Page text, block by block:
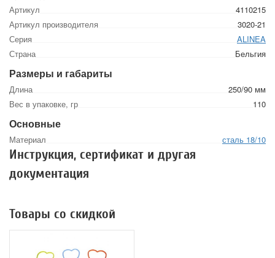
Артикул
4110215
Артикул производителя
3020-21
Серия
ALINEA
Страна
Бельгия
Размеры и габариты
Длина
250/90 мм
Вес в упаковке, гр
110
Основные
Материал сталь 18/10
Инструкция, сертификат и другая
документация
Товары со скидкой